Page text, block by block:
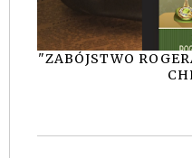
"ZABÓJSTWO